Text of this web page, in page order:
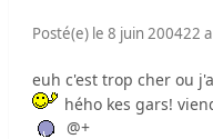
Posté(e) le 8 juin 200422 a
euh c'est trop cher ou
hého kes gars!
@+